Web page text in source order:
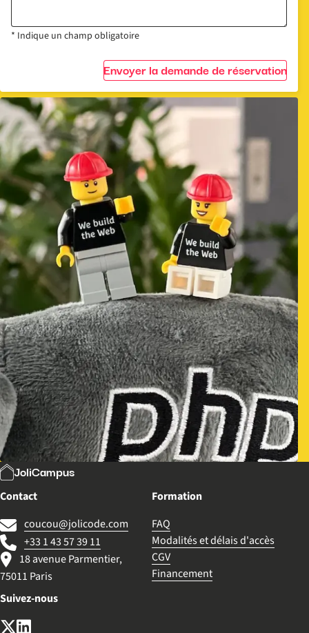
* Indique un champ obligatoire
Envoyer la demande de réservation
JoliCampus
Contact
coucou@jolicode.com
+33 1 43 57 39 11
18 avenue Parmentier,
75011 Paris
Formation
FAQ
Modalités et délais d'accès
CGV
Financement
Suivez-nous
X (anciennement Twitter)
LinkedIn